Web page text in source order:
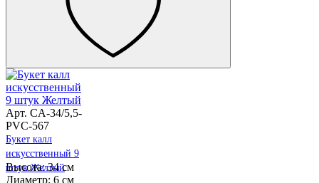
Арт. CA-34/5,5-
PVC-567
Букет калл
искусственный 9
штук Желтый
Высота: 34 см
Диаметр: 6 см